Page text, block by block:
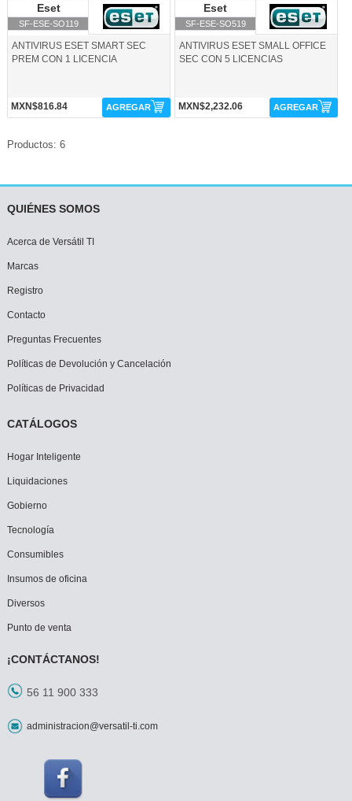
Eset
SF-ESE-SO119
Eset
ANTIVIRUS ESET SMART SEC
PREM CON 1 LICENCIA
MXN$816.84 AGREGAR
Eset
SF-ESE-SO519
Eset
ANTIVIRUS ESET SMALL OFFICE
SEC CON 5 LICENCIAS
MXN$2,232.06 AGREGAR
Productos: 6
QUIÉNES SOMOS
Acerca de Versátil TI
Marcas
Registro
Contacto
Preguntas Frecuentes
Políticas de Devolución y Cancelación
Políticas de Privacidad
CATÁLOGOS
Hogar Inteligente
Liquidaciones
Gobierno
Tecnología
Consumibles
Insumos de oficina
Diversos
Punto de venta
¡CONTÁCTANOS!
56 11 900 333
administracion@versatil-ti.com